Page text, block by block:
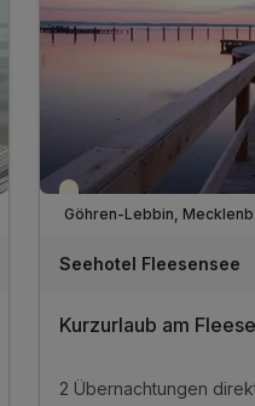
inkl. Fitnessraum für Ihr
inkl. WLAN
WAR
202
Teilweise ausgelastet
Seehotel Fleesensee
Kurzurlaub am
2 Übernachtungen